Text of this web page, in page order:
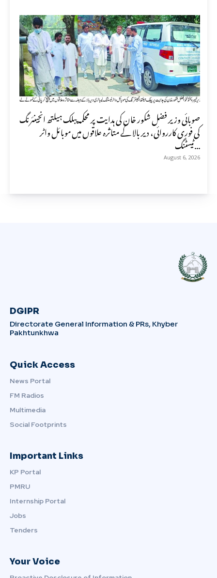
صوبائی وزیر فضل شکور خان کی ہدایت پر محکمہ پبلک ہیلتھ انجینئرنگ
کی فوری کارروائی، دیر بالا کے متاثرہ علاقوں میں موبائل واٹر
ٹیسٹنگ...
August 6, 2026
DGIPR
Directorate General Information & PRs, Khyber
Pakhtunkhwa
Quick Access
News Portal
FM Radios
Multimedia
Social Footprints
Important Links
KP Portal
PMRU
Internship Portal
Jobs
Tenders
Your Voice